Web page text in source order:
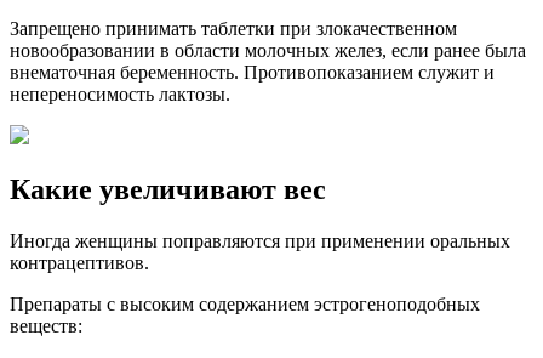
Запрещено принимать таблетки при злокачественном
новообразовании в области молочных желез, если ранее была
внематочная беременность. Противопоказанием служит и
непереносимость лактозы.
Какие увеличивают вес
Иногда женщины поправляются при применении оральных
контрацептивов.
Препараты с высоким содержанием эстрогеноподобных
веществ: